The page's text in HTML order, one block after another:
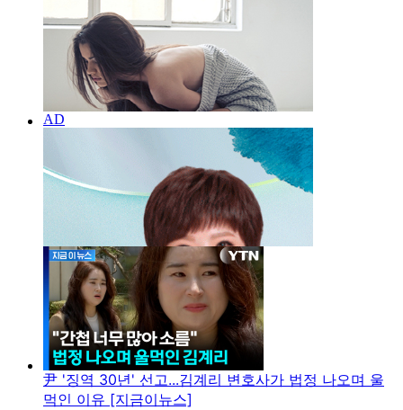
尹 '징역 30년' 선고...김계리 변호사가 법정 나오며 울
먹인 이유 [지금이뉴스]